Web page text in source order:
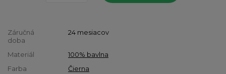
Záručná
doba
24 mesiacov
Materiál
100% bavlna
Farba
Čierna